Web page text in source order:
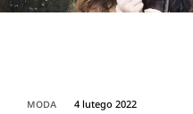
MODA 4 lutego 2022